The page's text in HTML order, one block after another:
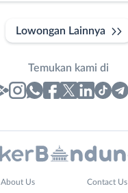
Lowongan Lainnya
Temukan kami di
About Us Contact Us